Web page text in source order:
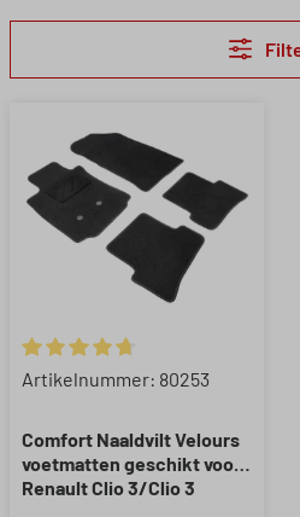
Gemiddelde waardering van 4.75
Artikelnummer: 80253
Comfort Naaldvilt Velours
voetmatten geschikt voor
Renault Clio 3/Clio 3